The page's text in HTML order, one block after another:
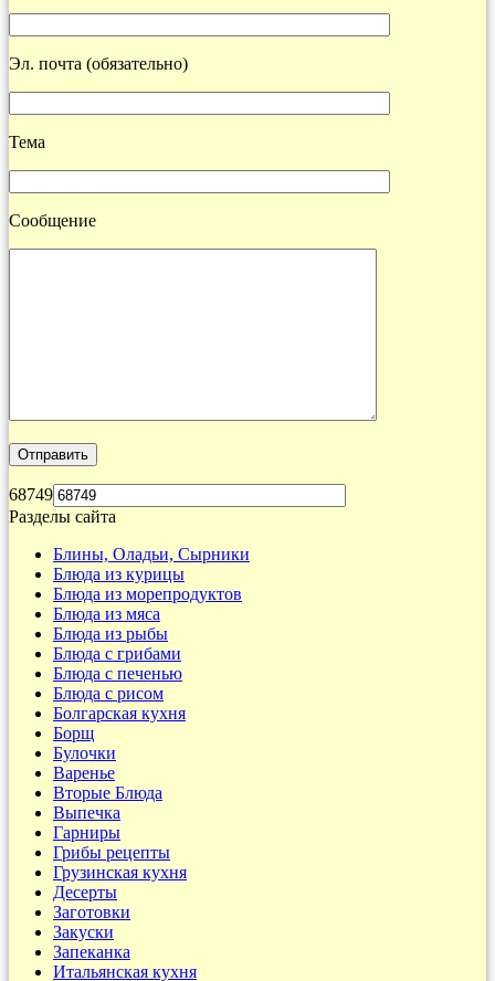
Эл. почта (обязательно)
Тема
Сообщение
68749
Разделы сайта
Блины, Оладьи, Сырники
Блюда из курицы
Блюда из морепродуктов
Блюда из мяса
Блюда из рыбы
Блюда с грибами
Блюда с печенью
Блюда с рисом
Болгарская кухня
Борщ
Булочки
Варенье
Вторые Блюда
Выпечка
Гарниры
Грибы рецепты
Грузинская кухня
Десерты
Заготовки
Закуски
Запеканка
Итальянская кухня